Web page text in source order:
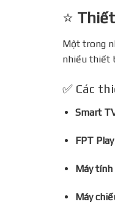
⭐
Một trong
nhiều thiết
✅ Các
Smart
FPT
Máy
Máy